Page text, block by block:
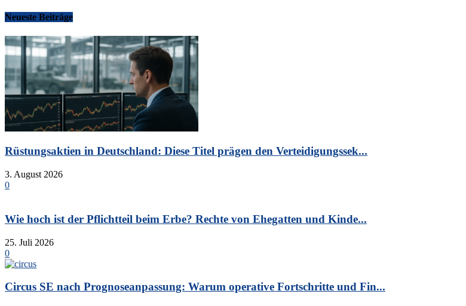
Neueste Beiträge
Rüstungsaktien in Deutschland: Diese Titel prägen den Verteidigungssek...
3. August 2026
0
Wie hoch ist der Pflichtteil beim Erbe? Rechte von Ehegatten und Kinde...
25. Juli 2026
0
Circus SE nach Prognoseanpassung: Warum operative Fortschritte und Fin...